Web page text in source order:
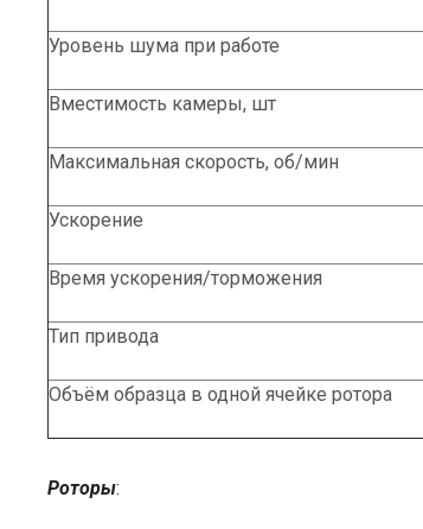
Уровень шума при работе
Вместимость камеры, шт
Максимальная скорость, об/мин
Ускорение
Время ускорения/торможения
Тип привода
Объём образца в одной ячейке ротора
Роторы: